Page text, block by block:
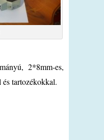
2*8mm-es,
tartozékokkal.